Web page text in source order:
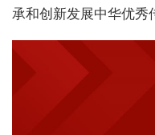
承和创新发展中华优秀